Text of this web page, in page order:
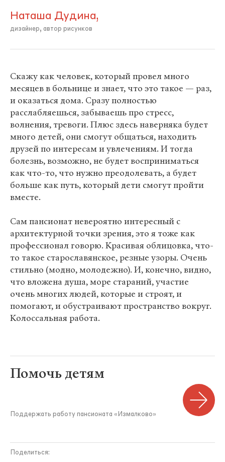
Наташа Дудина,
дизайнер, автор рисунков
Скажу как человек, который провел много
месяцев в больнице и знает, что это такое — раз,
и оказаться дома. Сразу полностью
расслабляешься, забываешь про стресс,
волнения, тревоги. Плюс здесь наверняка будет
много детей, они смогут общаться, находить
друзей по интересам и увлечениям. И тогда
болезнь, возможно, не будет восприниматься
как что-то, что нужно преодолевать, а будет
больше как путь, который дети смогут пройти
вместе.
Сам пансионат невероятно интересный с
архитектурной точки зрения, это я тоже как
профессионал говорю. Красивая облицовка, что-
то такое старославянское, резные узоры. Очень
стильно (модно, молодежно). И, конечно, видно,
что вложена душа, море стараний, участие
очень многих людей, которые и строят, и
помогают, и обустраивают пространство вокруг.
Колоссальная работа.
Помочь детям
Поддержать работу пансионата «Измалково»
Поделиться: